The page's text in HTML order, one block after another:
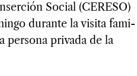
Social (CERESO)
durante la visita fami­
per­sona pri­vada de la